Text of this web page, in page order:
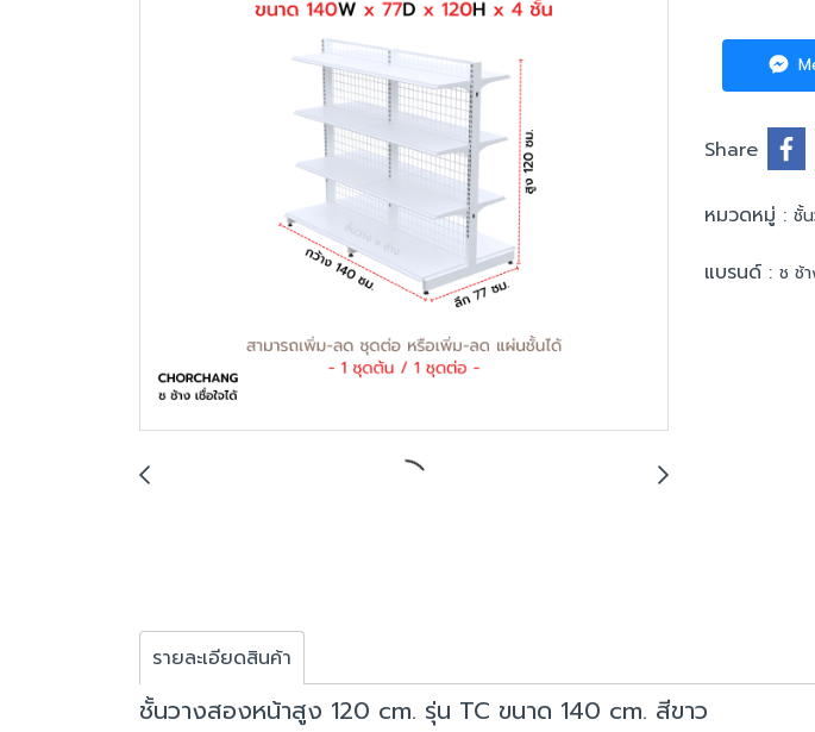
Share
หมวดหมู่ : ชั้
แบรนด์ : ช ช้
รายละเอียดสินค้า
ชั้นวางสองหน้าสูง 120 cm. รุ่น TC ขนาด 140 cm. สีขาว